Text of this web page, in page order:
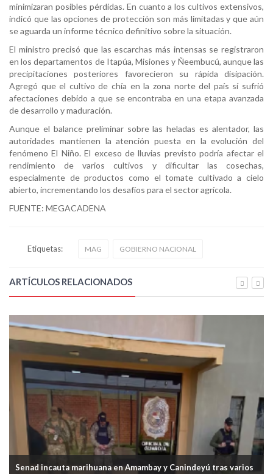
minimizaran posibles pérdidas. En cuanto a los cultivos extensivos,
indicó que las opciones de protección son más limitadas y que aún
se aguarda un informe técnico definitivo sobre la situación.
El ministro precisó que las escarchas más intensas se registraron
en los departamentos de Itapúa, Misiones y Ñeembucú, aunque las
precipitaciones posteriores favorecieron su rápida disipación.
Agregó que el cultivo de chía en la zona norte del país sí sufrió
afectaciones debido a que se encontraba en una etapa avanzada
de desarrollo y maduración.
Aunque el balance preliminar sobre las heladas es alentador, las
autoridades mantienen la atención puesta en la evolución del
fenómeno El Niño. El exceso de lluvias previsto podría afectar el
rendimiento de varios cultivos y dificultar las cosechas,
especialmente de productos como el tomate cultivado a cielo
abierto, incrementando los desafíos para el sector agrícola.
FUENTE: MEGACADENA
Etiquetas: MAG GOBIERNO NACIONAL
ARTÍCULOS RELACIONADOS
Senad incauta marihuana en Amambay y Canindeyú tras varios